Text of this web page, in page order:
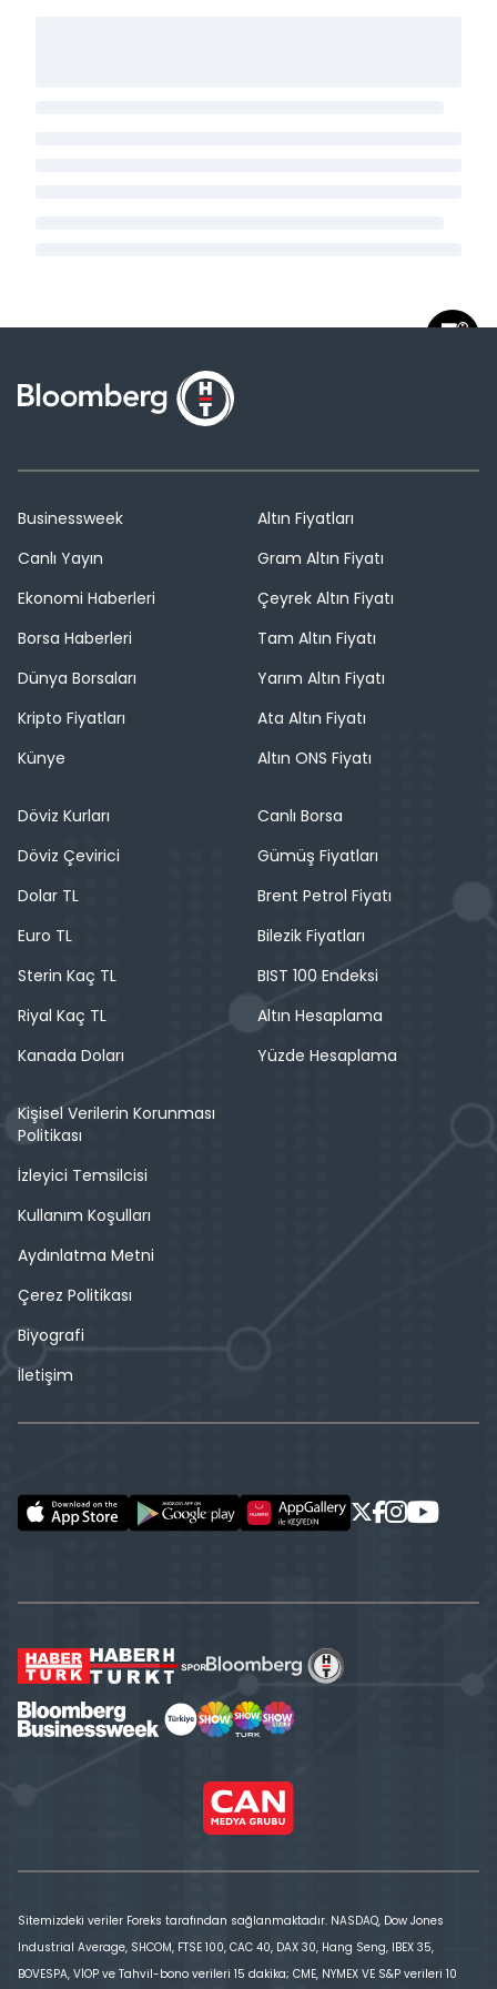
Businessweek
Canlı Yayın
Ekonomi Haberleri
Borsa Haberleri
Dünya Borsaları
Kripto Fiyatları
Künye
Altın Fiyatları
Gram Altın Fiyatı
Çeyrek Altın Fiyatı
Tam Altın Fiyatı
Yarım Altın Fiyatı
Ata Altın Fiyatı
Altın ONS Fiyatı
Döviz Kurları
Döviz Çevirici
Dolar TL
Euro TL
Sterin Kaç TL
Riyal Kaç TL
Kanada Doları
Canlı Borsa
Gümüş Fiyatları
Brent Petrol Fiyatı
Bilezik Fiyatları
BIST 100 Endeksi
Altın Hesaplama
Yüzde Hesaplama
Kişisel Verilerin Korunması
Politikası
İzleyici Temsilcisi
Kullanım Koşulları
Aydınlatma Metni
Çerez Politikası
Biyografi
İletişim
Sitemizdeki veriler Foreks tarafından sağlanmaktadır. NASDAQ, Dow Jones
Industrial Average, SHCOM, FTSE 100, CAC 40, DAX 30, Hang Seng, IBEX 35,
BOVESPA, VİOP ve Tahvil-bono verileri 15 dakika; CME, NYMEX VE S&P verileri 10